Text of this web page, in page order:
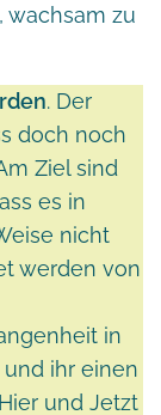
wachsam zu
. Der
doch noch
Ziel sind
es in
nicht
werden von
in
ihr einen
und Jetzt